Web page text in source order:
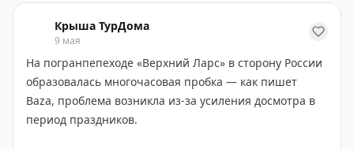
Крыша ТурДома
9 мая
На погранпепеходе «Верхний Ларс» в сторону России
образовалась многочасовая пробка — как пишет
Baza, проблема возникла из-за усиления досмотра в
период праздников.